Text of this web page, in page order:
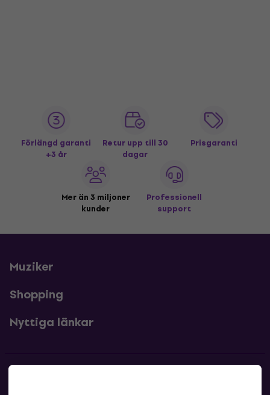
Förlängd garanti
+3 år
Retur upp till 30
dagar
Prisgaranti
Mer än 3 miljoner
kunder
Professionell
support
Muziker
Shopping
Nyttiga länkar